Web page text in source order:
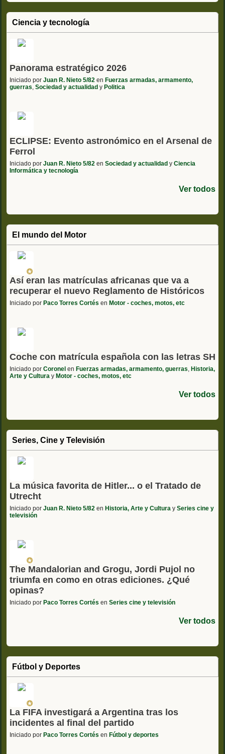
Ciencia y tecnología
Panorama estratégico 2026
Iniciado por Juan R. Nieto 5/82 en Fuerzas armadas, armamento,
guerras, Sociedad y actualidad y Politica
ECLIPSE: Evento astronómico en el Arsenal de
Ferrol
Iniciado por Juan R. Nieto 5/82 en Sociedad y actualidad y Ciencia
Informática y tecnología
Ver todos
El mundo del Motor
Así eran las matrículas africanas que va a
recuperar el nuevo Reglamento de Históricos
Iniciado por Paco Torres Cortés en Motor - coches, motos, etc
Coche con matrícula española con las letras SH
Iniciado por Coronel en Fuerzas armadas, armamento, guerras, Historia,
Arte y Cultura y Motor - coches, motos, etc
Ver todos
Series, Cine y Televisión
La música favorita de Hitler... o el Tratado de
Utrecht
Iniciado por Juan R. Nieto 5/82 en Historia, Arte y Cultura y Series cine y
televisión
The Mandalorian and Grogu, Jordi Pujol no
triumfa en como en otras ediciones. ¿Qué
opinas?
Iniciado por Paco Torres Cortés en Series cine y televisión
Ver todos
Fútbol y Deportes
La FIFA investigará a Argentina tras los
incidentes al final del partido
Iniciado por Paco Torres Cortés en Fútbol y deportes